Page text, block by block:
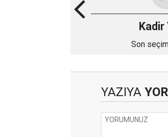
Kadir
Son
YAZIYA